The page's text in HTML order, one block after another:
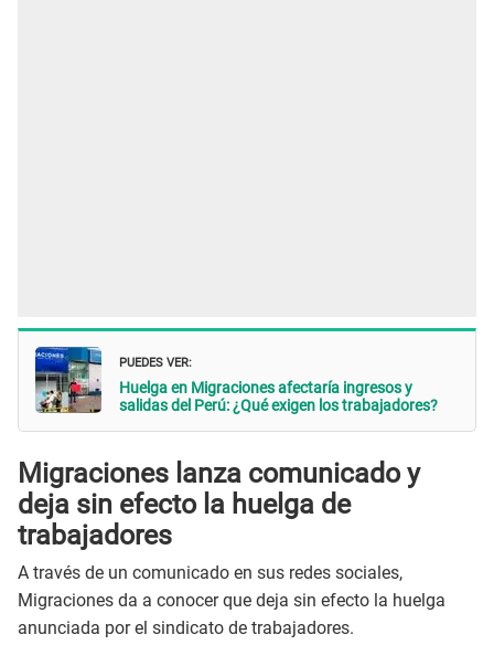
PUEDES VER:
Huelga en Migraciones afectaría ingresos y
salidas del Perú: ¿Qué exigen los trabajadores?
Migraciones lanza comunicado y
deja sin efecto la huelga de
trabajadores
A través de un comunicado en sus redes sociales,
Migraciones da a conocer que deja sin efecto la huelga
anunciada por el sindicato de trabajadores.